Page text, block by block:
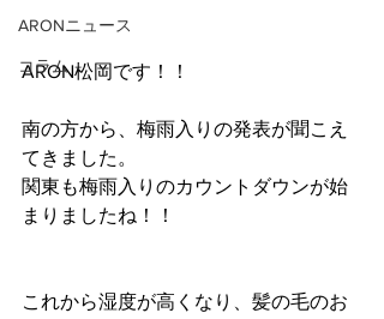
ARONニュース
コラム
ARON松岡です！！
南の方から、梅雨入りの発表が聞こえ
てきました。
関東も梅雨入りのカウントダウンが始
まりましたね！！
これから湿度が高くなり、髪の毛のお